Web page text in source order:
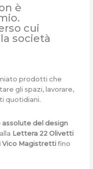
è
cui
società
prodotti che
gli spazi, lavorare,
quotidiani.
assolute del design
Lettera 22 Olivetti
Vico Magistrettifino